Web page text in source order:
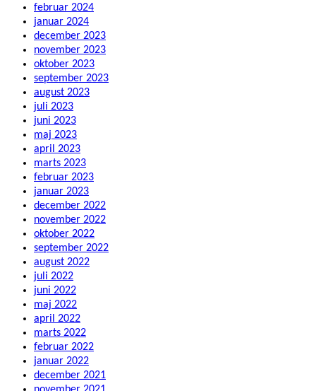
februar 2024
januar 2024
december 2023
november 2023
oktober 2023
september 2023
august 2023
juli 2023
juni 2023
maj 2023
april 2023
marts 2023
februar 2023
januar 2023
december 2022
november 2022
oktober 2022
september 2022
august 2022
juli 2022
juni 2022
maj 2022
april 2022
marts 2022
februar 2022
januar 2022
december 2021